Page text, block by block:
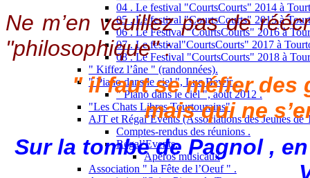
04 . Le festival "CourtsCourts" 2014 à
05 . Le festival "CourtsCourts" 2015 à
06 . Le Festival "CourtsCourts" 2016 à
07 . Le festival"CourtsCourts" 2017 à
08 . Le Festival "CourtsCourts" 2018 à
" Kiffez l’âne " (randonnées).
" Piano dans le ciel ", Luc Bewir .
" Piano dans le ciel ", août 2012 .
"Les Chats Libres Tourtourains"
AJT et Régal’Events (Associations des Jeunes de
Comptes-rendus des réunions .
Régal’Events.
Apéros musicaux
Association " la Fête de l’Oeuf " .
Ne m’en veuillez pas de
"philosophique" :
" il faut se méfier
mais qui ne
Sur la tombe de Pagnol ,